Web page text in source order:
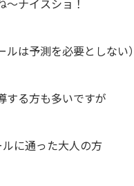
〜ナイスショ！
ルは予測を必要としない）
する方も多いですが
に通った大人の方